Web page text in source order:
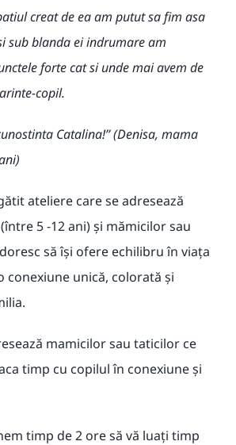
creat de ea am putut sa fim asa
sub blanda ei indrumare am
forte cat si unde mai avem de
copil.
Catalina!’’(Denisa, mama
ateliere care se adresează
5 -12ani) și mămicilor sau
să își ofere echilibru în viața
conexiune unică, colorată și
mamicilor sau taticilor ce
timp cu copilul în conexiune și
timp de 2 ore să vă luați timp